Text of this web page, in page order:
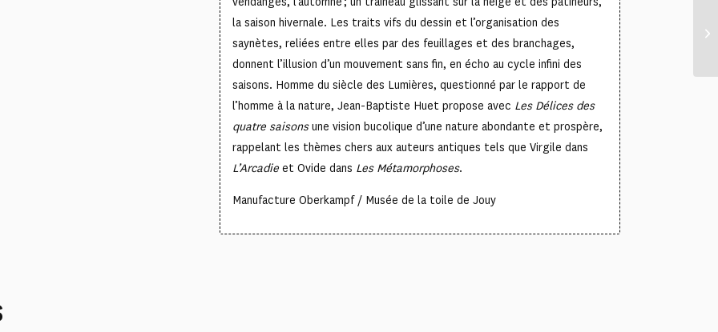
la saison hivernale. Les traits vifs du dessin et l’organisation des
saynètes, reliées entre elles par des feuillages et des branchages,
donnent l’illusion d’un mouvement sans fin, en écho au cycle infini des
saisons. Homme du siècle des Lumières, questionné par le rapport de
l’homme à la nature, Jean-Baptiste Huet propose avec Les Délices des
quatre saisonsune vision bucolique d’une nature abondante et prospère,
rappelant les thèmes chers aux auteurs antiques tels que Virgile dans
L’Arcadie et Ovide dans Les Métamorphoses.
Manufacture Oberkampf / Musée de la toile de Jouy